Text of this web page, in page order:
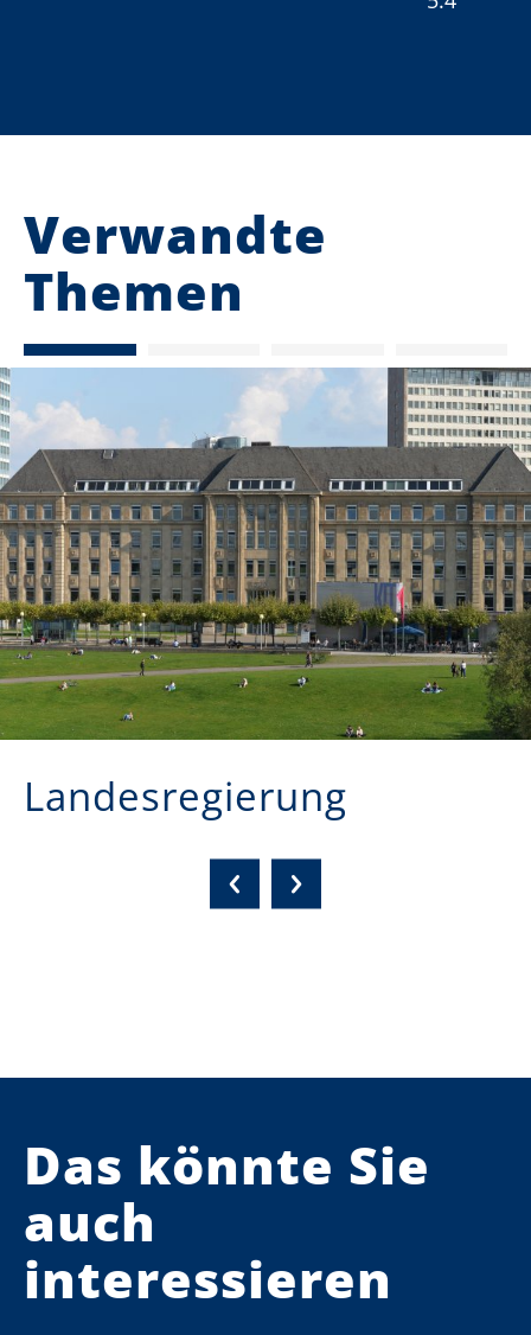
Verwandte
Themen
Landesregierung
Das könnte Sie
auch
interessieren